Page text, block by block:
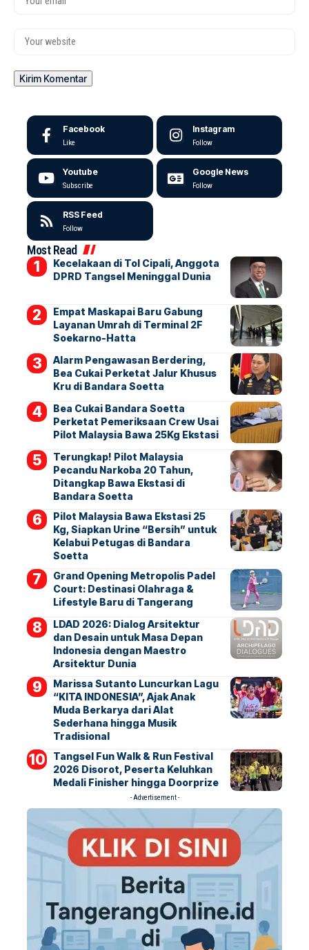
Facebook
Like
Instagram
Follow
Youtube
Subscribe
Google News
Follow
RSS Feed
Follow
Most Read
Kecelakaan di Tol Cipali, Anggota
DPRD Tangsel Meninggal Dunia
Empat Maskapai Baru Gabung
Layanan Umrah di Terminal 2F
Soekarno-Hatta
Alarm Pengawasan Berdering,
Bea Cukai Perketat Jalur Khusus
Kru di Bandara Soetta
Bea Cukai Bandara Soetta
Perketat Pemeriksaan Crew Usai
Pilot Malaysia Bawa 25Kg Ekstasi
Terungkap! Pilot Malaysia
Pecandu Narkoba 20 Tahun,
Ditangkap Bawa Ekstasi di
Bandara Soetta
Pilot Malaysia Bawa Ekstasi 25
Kg, Siapkan Urine “Bersih” untuk
Kelabui Petugas di Bandara
Soetta
Grand Opening Metropolis Padel
Court: Destinasi Olahraga &
Lifestyle Baru di Tangerang
LDAD 2026: Dialog Arsitektur
dan Desain untuk Masa Depan
Indonesia dengan Maestro
Arsitektur Dunia
Marissa Sutanto Luncurkan Lagu
“KITA INDONESIA”, Ajak Anak
Muda Berkarya dari Alat
Sederhana hingga Musik
Tradisional
Tangsel Fun Walk & Run Festival
2026 Disorot, Peserta Keluhkan
Medali Finisher hingga Doorprize
- Advertisement -